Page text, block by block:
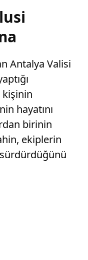
Antalya Valisi
kişinin
hayatını
birinin
ekiplerin
sürdürdüğünü